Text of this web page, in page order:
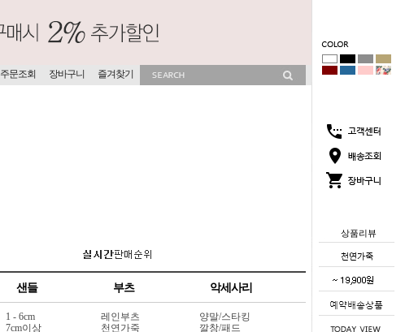
상품리뷰
주문조회 장바구니 즐겨찾기
샌들 부츠 악세사리
1 - 6cm
7cm이상
레인부츠
천연가죽
양말/스타킹
깔창/패드